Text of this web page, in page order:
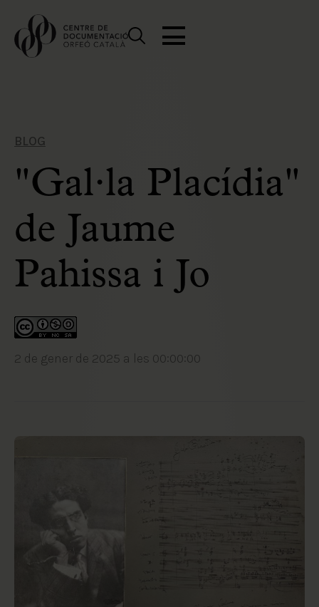
BLOG
"Gal·la Placídia"
de Jaume
Pahissa i Jo
2 de gener de 2025 a les 00:00:00